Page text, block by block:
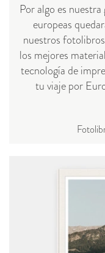
Por algo es
europeas
nuestros
los mejores
tecnología de
tu viaje por